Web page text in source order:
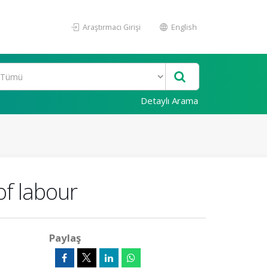
Araştırmacı Girişi English
Detaylı Arama
labour
Paylaş